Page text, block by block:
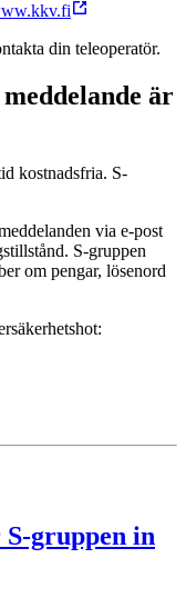
din teleoperatör.
är
kostnadsfria. S-
via e-post
S-gruppen
om pengar, lösenord
gruppen in